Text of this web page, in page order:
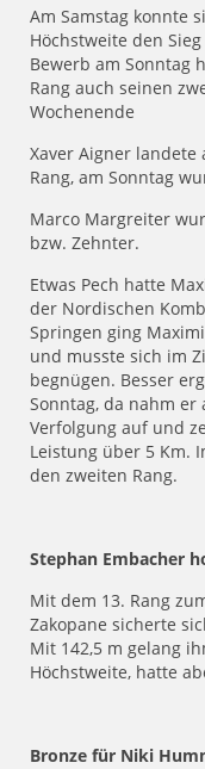
Am Samstag konnte
Höchstweite den
Bewerb am Sonntag
Rang auch seinen
Wochenende
Xaver Aigner
Rang, am Sonntag
Marco Margreiter
bzw. Zehnter.
Etwas Pech hatte
der Nordischen
Springen ging
und musste sich im
begnügen. Besser
Sonntag, da nahm
Verfolgung auf und
Leistung über 5 Km.
den zweiten Rang.
Stephan Embacher
Mit dem 13. Rang
Zakopane sicherte
Mit 142,5 m gelang
Höchstweite, hatte
Bronze für Niki